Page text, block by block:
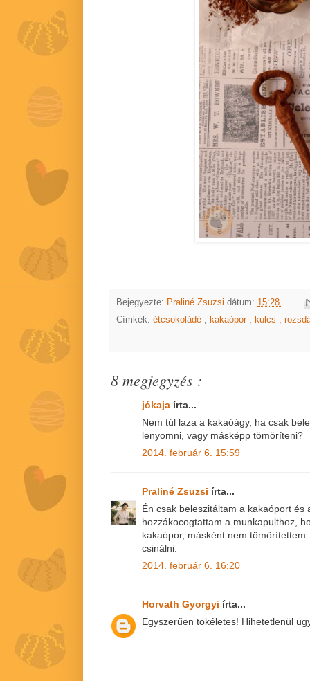
Bejegyezte: Praliné Zsuzsi dátum: 15:28
Címkék: étcsokoládé , kakaópor , kulcs ,
8 megjegyzés :
jókaja írta...
Nem túl laza a kakaóágy, ha csak
lenyomni, vagy másképp tömöríteni?
2014. február 6. 15:59
Praliné Zsuzsi írta...
Én csak beleszitáltam a kakaóport és
hozzákocogtattam a munkapulthoz,
kakaópor, másként nem
csinálni.
2014. február 6. 16:20
Horvath Gyorgyi írta...
Egyszerűen tökéletes! Hihetetlenül